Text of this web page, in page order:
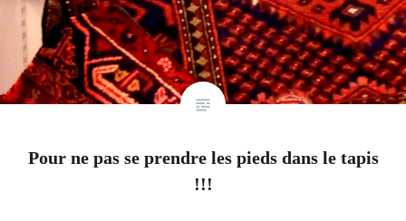
Pour ne pas se prendre les pieds dans le tapis
!!!